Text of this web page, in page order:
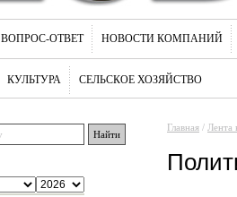
ВОПРОС-ОТВЕТ НОВОСТИ КОМПАНИЙ
КУЛЬТУРА СЕЛЬСКОЕ ХОЗЯЙСТВО
Главная / Лента